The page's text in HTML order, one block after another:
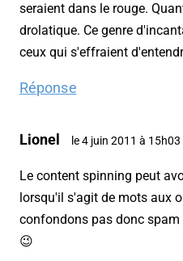
seraient dans le rouge.
drolatique. Ce genre
ceux qui s'effraient
Réponse
Lionel le 4 juin 2011 à 15h03
Le content spinning peut
lorsqu'il s'agit de mots aux
confondons pas donc
😉